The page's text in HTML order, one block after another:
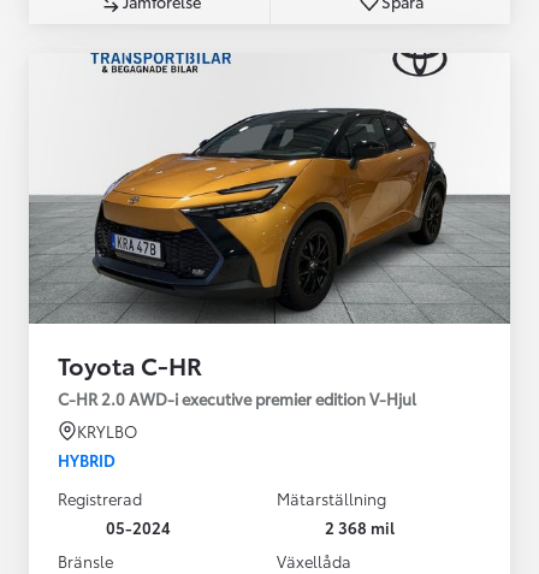
Toyota C-HR
C-HR 2.0 AWD-i executive premier edition V-Hjul
KRYLBO
HYBRID
Registrerad
05-2024
Mätarställning
2 368 mil
Bränsle
Växellåda